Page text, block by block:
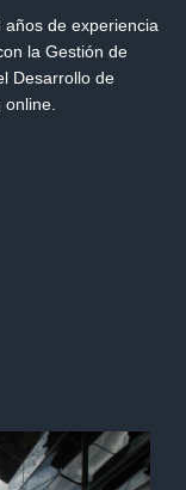
de experiencia
la Gestión de
Desarrollo de